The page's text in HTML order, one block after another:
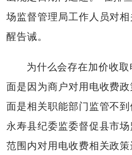
场监督管理局工作人员对
醒告诫。
为什么会存在加价收
面是因为商户对用电收费
面是相关职能部门监管不到
永寿县纪委监委督促县市
范围内对用电收费相关政